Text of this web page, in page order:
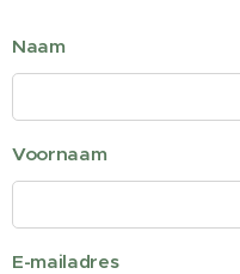
Naam
Voornaam
E-mailadres